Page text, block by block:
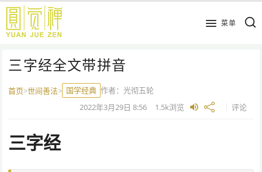
跳
主
菜单
三字经全文带拼音
首页>世间善法> 国学经典 作者：光彻五轮
2022年3月29日 8:56 1.5k浏览 评论
三字经